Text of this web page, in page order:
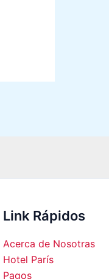
Link Rápidos
Acerca de Nosotras
Hotel París
Pagos